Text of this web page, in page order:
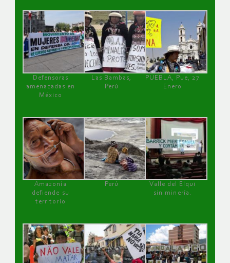
Defensoras
amenazadas en
México
Las Bambas,
Perú
PUEBLA, Pue, 27
Enero
Amazonía
defiende su
territorio
Perú
Valle del Elqui
sin minería.